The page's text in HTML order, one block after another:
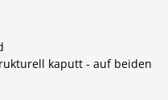
kaputt - auf beiden